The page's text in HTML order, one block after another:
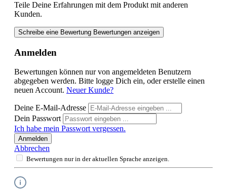
Teile Deine Erfahrungen mit dem Produkt mit anderen
Kunden.
Schreibe eine Bewertung Bewertungen anzeigen
Anmelden
Bewertungen können nur von angemeldeten Benutzern
abgegeben werden. Bitte logge Dich ein, oder erstelle einen
neuen Account. Neuer Kunde?
Deine E-Mail-Adresse
Dein Passwort
Ich habe mein Passwort vergessen.
Anmelden
Abbrechen
Bewertungen nur in der aktuellen Sprache anzeigen.